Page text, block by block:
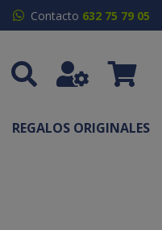
Contacto 632 75 79 05
REGALOS ORIGINALES